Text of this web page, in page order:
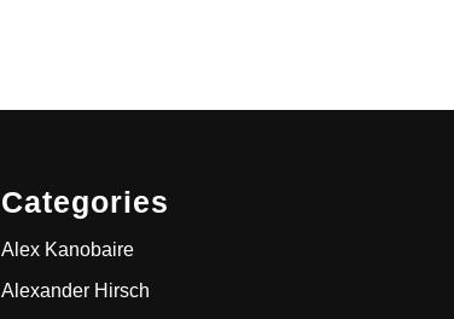
Categories
Alex Kanobaire
Alexander Hirsch